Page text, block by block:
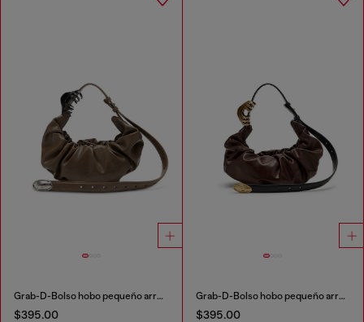
Grab-D-Bolso hobo pequeño arrugado
$395.00
Grab-D-Bolso hobo pequeño arrugado
$395.00